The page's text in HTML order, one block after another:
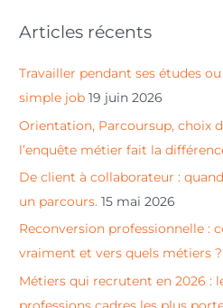
h
r
:
Articles récents
Travailler pendant ses études ou
simple job 19 juin 2026
Orientation, Parcoursup, choix
l’enquête métier fait la
De client à collaborateur :
un parcours. 15 mai 2026
Reconversion professionnelle :
vraiment et vers quels métiers ?
Métiers qui recrutent en 2026 :
professions cadres les plus